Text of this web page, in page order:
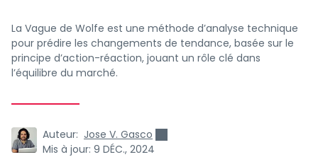
La Vague de Wolfe est une méthode d’analyse technique
pour prédire les changements de tendance, basée sur le
principe d’action-réaction, jouant un rôle clé dans
l’équilibre du marché.
Auteur: Jose V. Gasco
Mis à jour: 9 DÉC., 2024